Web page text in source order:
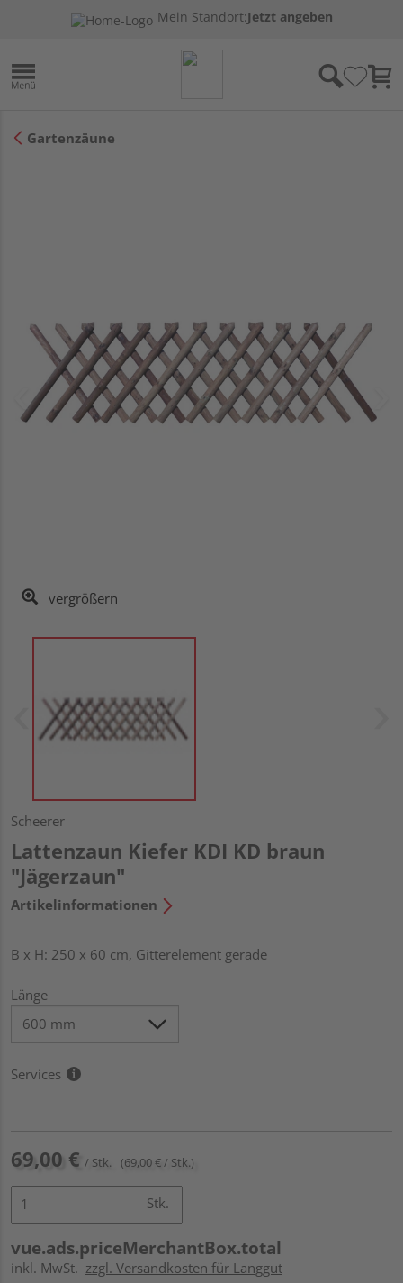
Mein Standort:Jetzt angeben
Gartenzäune
vergrößern
Scheerer
Lattenzaun Kiefer KDI KD braun
"Jägerzaun"
Artikelinformationen
B x H: 250 x 60 cm, Gitterelement gerade
Länge
Services
69,00 € / Stk. (69,00 € / Stk.)
Stk.
vue.ads.priceMerchantBox.total
inkl. MwSt. zzgl. Versandkosten für Langgut